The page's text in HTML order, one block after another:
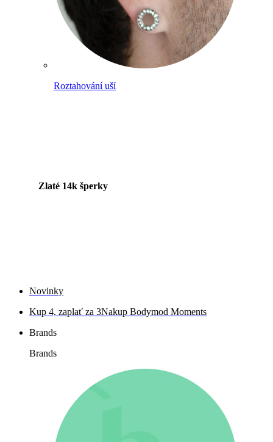
Roztahování uší
Zlaté 14k šperky
Novinky
Kup 4, zaplať za 3Nakup Bodymod Moments
Brands
Brands